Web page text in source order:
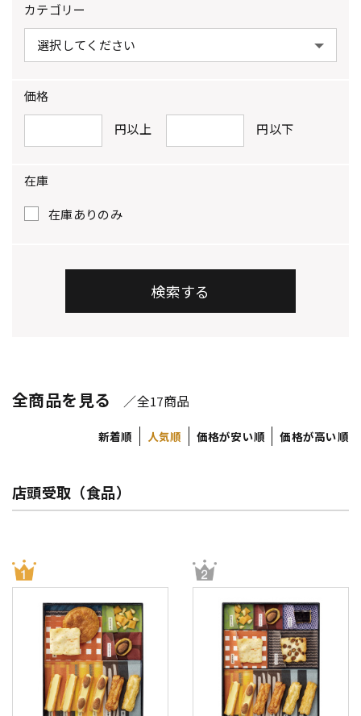
カテゴリー
価格
円以上
円以下
在庫
在庫ありのみ
全商品を見る ／全17商品
新着順 人気順 価格が安い順 価格が高い順
店頭受取（食品）